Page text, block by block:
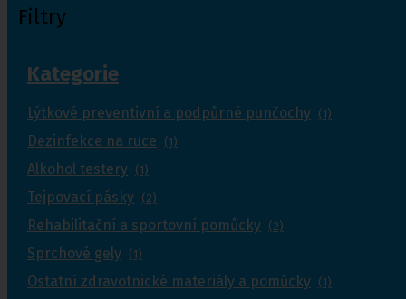
Filtry
Kategorie
Lýtkové preventivní a podpůrné punčochy (1)
Dezinfekce na ruce (1)
Alkohol testery (1)
Tejpovací pásky (2)
Rehabilitační a sportovní pomůcky (2)
Sprchové gely (1)
Ostatní zdravotnické materiály a pomůcky (1)